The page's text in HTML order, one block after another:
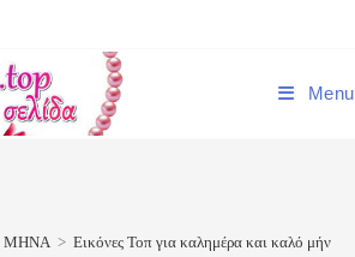
Menu
ΜΗΝΑ > Εικόνες Τοπ για καλημέρα και καλό μήνα!